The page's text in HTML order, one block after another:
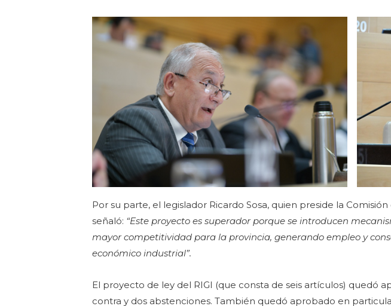
Por su parte, el legislador Ricardo Sosa, quien preside la
señaló: “Este proyecto es superador porque se introducen
mayor competitividad para la provincia, generando empleo y
económico industrial”.
El proyecto de ley del RIGI (que consta de seis artículos) quedó
contra y dos abstenciones. También quedó aprobado en